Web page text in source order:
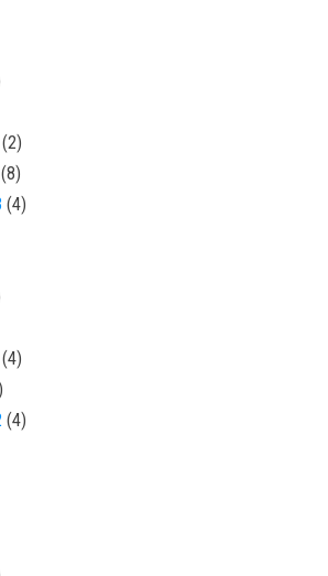
(2)
(8)
(4)
(4)
(4)